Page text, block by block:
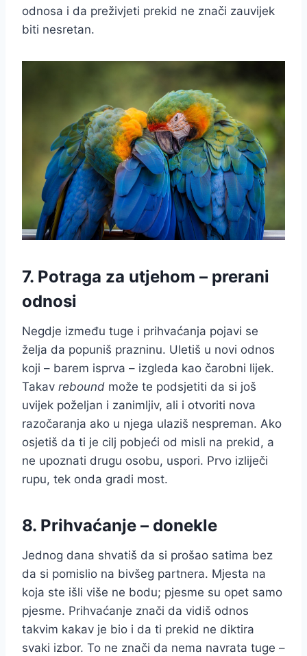
odnosa i da preživjeti prekid ne znači zauvijek
biti nesretan.
7. Potraga za utjehom – prerani
odnosi
Negdje između tuge i prihvaćanja pojavi se
želja da popuniš prazninu. Uletiš u novi odnos
koji – barem isprva – izgleda kao čarobni lijek.
Takav rebound može te podsjetiti da si još
uvijek poželjan i zanimljiv, ali i otvoriti nova
razočaranja ako u njega ulaziš nespreman. Ako
osjetiš da ti je cilj pobjeći od misli na prekid, a
ne upoznati drugu osobu, uspori. Prvo izliječi
rupu, tek onda gradi most.
8. Prihvaćanje – donekle
Jednog dana shvatiš da si prošao satima bez
da si pomislio na bivšeg partnera. Mjesta na
koja ste išli više ne bodu; pjesme su opet samo
pjesme. Prihvaćanje znači da vidiš odnos
takvim kakav je bio i da ti prekid ne diktira
svaki izbor. To ne znači da nema navrata tuge –